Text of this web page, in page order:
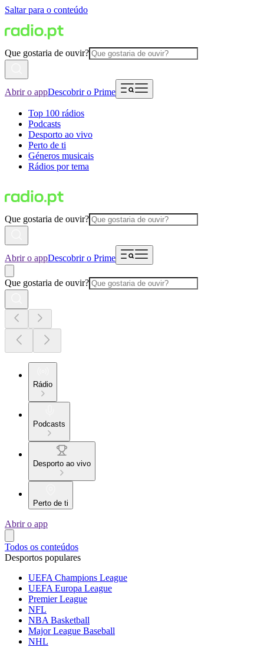
Saltar para o conteúdo
Que gostaria de ouvir?
Abrir o appDescobrir o Prime
Top 100 rádios
Podcasts
Desporto ao vivo
Perto de ti
Géneros musicais
Rádios por tema
Que gostaria de ouvir?
Abrir o appDescobrir o Prime
Que gostaria de ouvir?
Rádio
Podcasts
Desporto ao vivo
Perto de ti
Abrir o app
Todos os conteúdos
Desportos populares
UEFA Champions League
UEFA Europa League
Premier League
NFL
NBA Basketball
Major League Baseball
NHL